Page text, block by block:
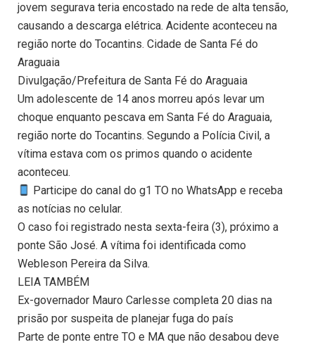
jovem segurava teria encostado na rede de alta tensão,
causando a descarga elétrica. Acidente aconteceu na
região norte do Tocantins. Cidade de Santa Fé do
Araguaia
Divulgação/Prefeitura de Santa Fé do Araguaia
Um adolescente de 14 anos morreu após levar um
choque enquanto pescava em Santa Fé do Araguaia,
região norte do Tocantins. Segundo a Polícia Civil, a
vítima estava com os primos quando o acidente
aconteceu.
Participe do canal do g1 TO no WhatsApp e receba
as notícias no celular.
O caso foi registrado nesta sexta-feira (3), próximo a
ponte São José. A vítima foi identificada como
Webleson Pereira da Silva.
LEIA TAMBÉM
Ex-governador Mauro Carlesse completa 20 dias na
prisão por suspeita de planejar fuga do país
Parte de ponte entre TO e MA que não desabou deve